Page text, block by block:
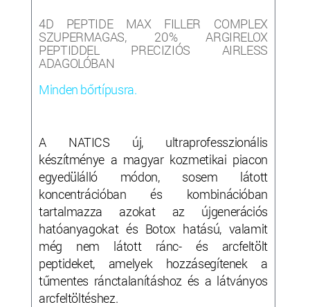
4D PEPTIDE MAX FILLER COMPLEX
SZUPERMAGAS, 20% ARGIRELOX
PEPTIDDEL PRECIZIÓS AIRLESS
ADAGOLÓBAN
Minden bőrtípusra.
A NATICS új, ultraprofesszionális
készítménye a magyar kozmetikai piacon
egyedülálló módon, sosem látott
koncentrációban és kombinációban
tartalmazza azokat az újgenerációs
hatóanyagokat és Botox hatású, valamit
még nem látott ránc- és arcfeltölt
peptideket, amelyek hozzásegítenek a
tűmentes ránctalanításhoz és a látványos
arcfeltöltéshez.